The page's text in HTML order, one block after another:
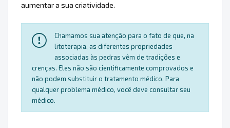
aumentar a sua criatividade.
Chamamos sua atenção para o fato de que, na
litoterapia, as diferentes propriedades
associadas às pedras vêm de tradições e
crenças. Eles não são cientificamente comprovados e
não podem substituir o tratamento médico. Para
qualquer problema médico, você deve consultar seu
médico.